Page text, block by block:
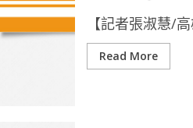
【記者張淑慧/
Read More